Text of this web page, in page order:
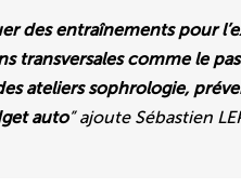
des entraînements pour
transversales comme le
ateliers sophrologie,
auto” ajoute Sébastien